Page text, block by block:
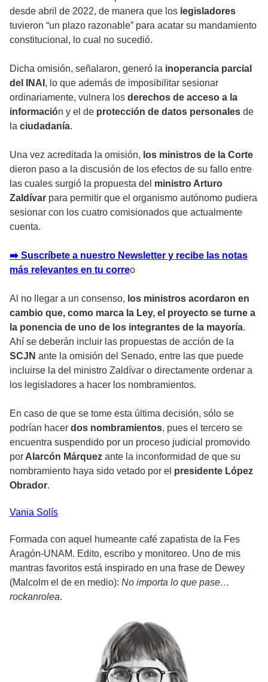
desde abril de 2022, de manera que los legisladores
tuvieron “un plazo razonable” para acatar su mandamiento
constitucional, lo cual no sucedió.
Dicha omisión, señalaron, generó la inoperancia parcial
del
INAI , lo que además de imposibilitar sesionar
ordinariamente, vulnera los derechos de acceso a la
información y el de protección de datos personales de
la ciudadanía.
Una vez acreditada la omisión, los ministros de la Corte
dieron paso a la discusión de los efectos de su fallo entre
las cuales surgió la propuesta del ministro Arturo
Zaldívar para permitir que el organismo autónomo pudiera
sesionar con los cuatro comisionados que actualmente
cuenta.
➡️ Suscríbete a nuestro Newsletter y recibe las notas
más relevantes en tu correo
Al no llegar a un consenso, los ministros acordaron en
cambio que, como marca la Ley, el proyecto se turne a
la ponencia de uno de los integrantes de la mayoría.
Ahí se deberán incluir las propuestas de acción de la
SCJN ante la omisión del Senado, entre las que puede
incluirse la del ministro Zaldívar o directamente ordenar a
los legisladores a hacer los nombramientos.
En caso de que se tome esta última decisión, sólo se
podrían hacer dos nombramientos, pues el tercero se
encuentra suspendido por un proceso judicial promovido
por Alarcón Márquez ante la inconformidad de que su
nombramiento haya sido vetado por el presidente López
Obrador.
Vania Solís
Formada con aquel humeante café zapatista de la Fes
Aragón-UNAM. Edito, escribo y monitoreo. Uno de mis
mantras favoritos está inspirado en una frase de Dewey
(Malcolm el de en medio): No importa lo que pase…
rockanrolea.